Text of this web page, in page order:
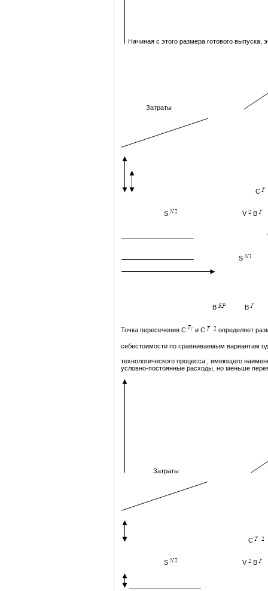
Начиная с этого размера готового выпуска,
Затраты
С
S V В
S
В В
Точка пересечения С и С определяет
себестоимости по сравниваемым вариантам
технологического процесса , имеющего
условно-постоянные расходы, но меньше
Затраты
С
S V В